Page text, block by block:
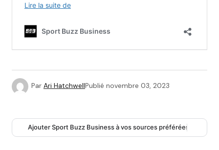
Par Ari HatchwellPublié novembre 03, 2023
Ajouter Sport Buzz Business à vos sources préférées